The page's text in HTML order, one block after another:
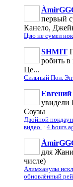
первый
Канело,
Цзю не сумел
SHMIT
робить в
Це...
Сильный Пол.
увидели
Соузы
Двойной
видео · 4 hours
для
числе)
Алимханулы
обновлённый